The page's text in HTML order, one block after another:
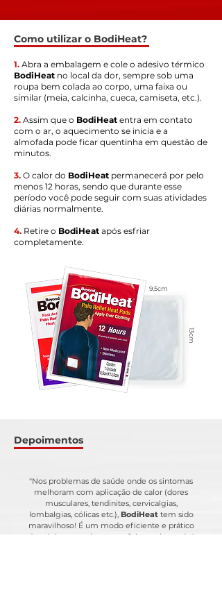
Como utilizar o BodiHeat?
1. Abra a embalagem e cole o adesivo térmico
BodiHeat no local da dor, sempre sob uma
roupa bem colada ao corpo, uma faixa ou
similar (meia, calcinha, cueca, camiseta, etc.).
2. Assim que o BodiHeat entra em contato
com o ar, o aquecimento se inicia e a
almofada pode ficar quentinha em questão de
minutos.
3. O calor do BodiHeat permanecerá por pelo
menos 12 horas, sendo que durante esse
período você pode seguir com suas atividades
diárias normalmente.
4. Retire o BodiHeat após esfriar
completamente.
9,5cm
13cm
Depoimentos
"Nos problemas de saúde onde os sintomas
melhoram com aplicação de calor (dores
musculares, tendinites, cervicalgias,
lombalgias, cólicas etc.), BodiHeattem sido
maravilhoso! É um modo eficiente e prático
de ministrar o calor, com efeito prolongado."